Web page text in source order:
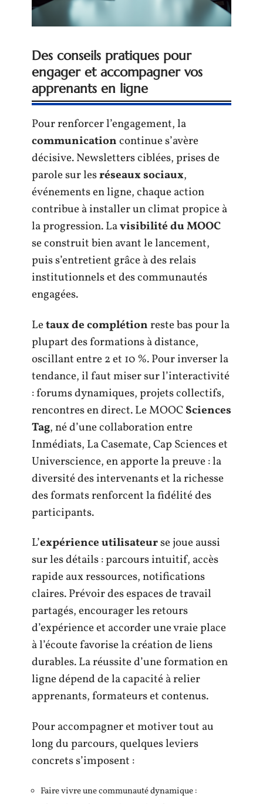
Des conseils pratiques pour
engager et accompagner vos
apprenants en ligne
Pour renforcer l’engagement, la
communicationcontinue s’avère
décisive. Newsletters ciblées, prises de
parole sur lesréseaux sociaux,
événements en ligne, chaque action
contribue à installer un climat propice à
la progression. Lavisibilité du MOOC
se construit bien avant le lancement,
puis s’entretient grâce à des relais
institutionnels et des communautés
engagées.
Letaux de complétionreste bas pour la
plupart des formations à distance,
oscillant entre 2 et 10 %. Pour inverser la
tendance, il faut miser sur l’interactivité
: forums dynamiques, projets collectifs,
rencontres en direct. Le MOOCSciences
Tag, né d’une collaboration entre
Inmédiats, La Casemate, Cap Sciences et
Universcience, en apporte la preuve : la
diversité des intervenants et la richesse
des formats renforcent la fidélité des
participants.
L’expérience utilisateurse joue aussi
sur les détails : parcours intuitif, accès
rapide aux ressources, notifications
claires. Prévoir des espaces de travail
partagés, encourager les retours
d’expérience et accorder une vraie place
à l’écoute favorise la création de liens
durables. La réussite d’une formation en
ligne dépend de la capacité à relier
apprenants, formateurs et contenus.
Pour accompagner et motiver tout au
long du parcours, quelques leviers
concrets s’imposent :
Faire vivre une communauté dynamique :